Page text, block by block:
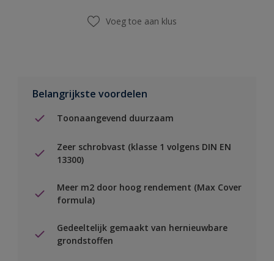
Voeg toe aan klus
Belangrijkste voordelen
Toonaangevend duurzaam
Zeer schrobvast (klasse 1 volgens DIN EN
13300)
Meer m2 door hoog rendement (Max Cover
formula)
Gedeeltelijk gemaakt van hernieuwbare
grondstoffen